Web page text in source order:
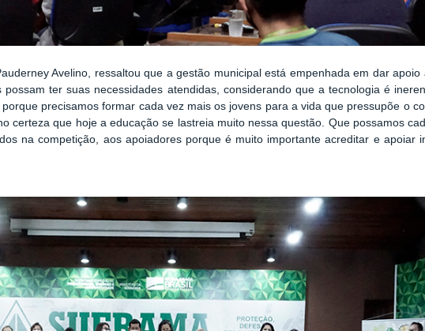
Avelino, ressaltou que a gestão municipal está empenhada em dar apoio
ter suas necessidades atendidas, considerando que a tecnologia é
precisamos formar cada vez mais os jovens para a vida que pressupõe o
certeza que hoje a educação se lastreia muito nessa questão. Que possamos
na competição, aos apoiadores porque é muito importante acreditar e apoiar